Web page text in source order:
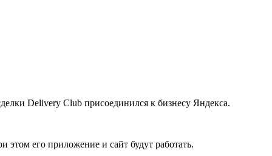
Delivery Club присоединился к бизнесу Яндекса.
его приложение и сайт будут работать.